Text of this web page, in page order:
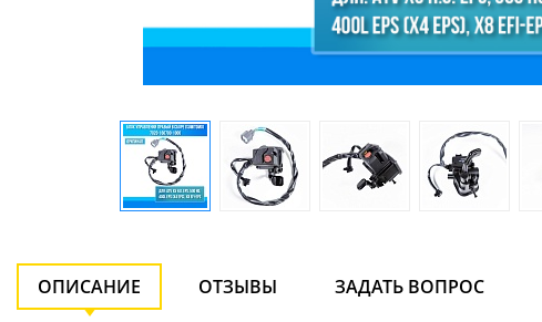
ОПИСАНИЕ ОТЗЫВЫ ЗАДАТЬ ВОПРОС